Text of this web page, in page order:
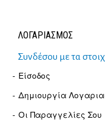
ΛΟΓΑΡΙΑΣΜΟΣ
Συνδέσου με τα
Είσοδος
Δημιουργία
Οι Παραγγελίες Σου